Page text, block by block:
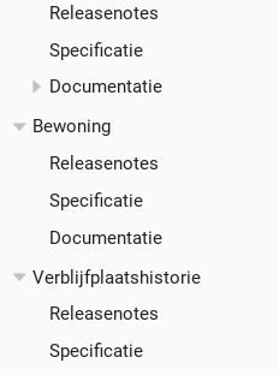
Releasenotes
Specificatie
Documentatie
Bewoning
Releasenotes
Specificatie
Documentatie
Verblijfplaatshistorie
Releasenotes
Specificatie